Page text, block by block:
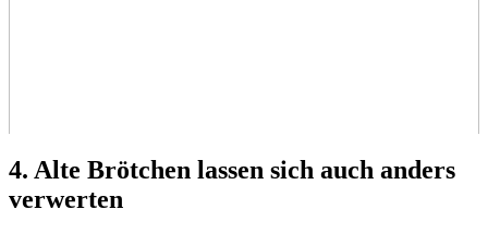
4. Alte Brötchen lassen sich auch anders
verwerten